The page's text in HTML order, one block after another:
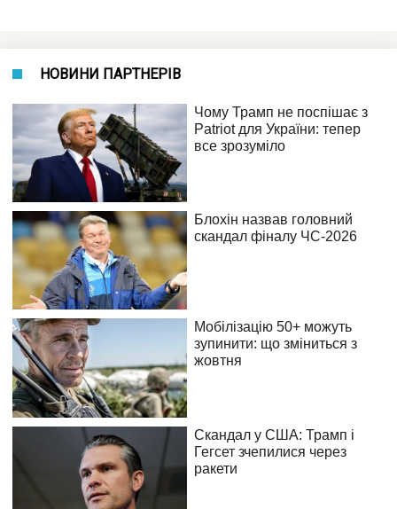
НОВИНИ ПАРТНЕРІВ